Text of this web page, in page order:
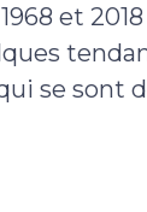
et
se sont